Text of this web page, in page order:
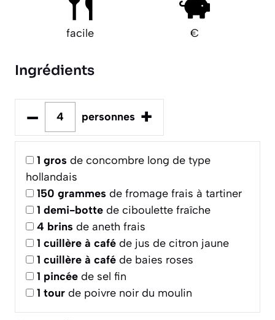
facile €
Ingrédients
– personnes +
1 gros de concombre long de type
hollandais
150 grammes de fromage frais à tartiner
1 demi-botte de ciboulette fraîche
4 brins de aneth frais
1 cuillère à café de jus de citron jaune
1 cuillère à café de baies roses
1 pincée de sel fin
1 tour de poivre noir du moulin